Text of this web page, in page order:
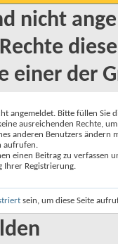
nicht
einer der
angemeldet. Bitte füllen Sie
ausreichenden Rechte,
anderen Benutzers
aufrufen.
einen Beitrag zu verfassen
Ihrer Registrierung.
sein, um diese Seite